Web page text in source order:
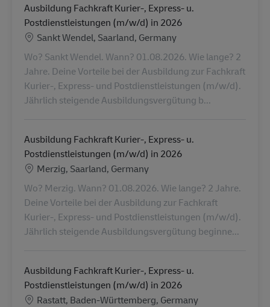
Ausbildung Fachkraft Kurier-, Express- u.
Postdienstleistungen (m/w/d) in 2026
Location
Sankt Wendel, Saarland, Germany
Wo? Sankt Wendel. Wann? 01.08.2026. Wie lange? 2
Jahre. Deine Vorteile bei der Ausbildung zur Fachkraft
Kurier-, Express- und Postdienstleistungen (m/w/d).
Jährlich steigende Ausbildungsvergütung b...
Ausbildung Fachkraft Kurier-, Express- u.
Postdienstleistungen (m/w/d) in 2026
Location
Merzig, Saarland, Germany
Wo? Merzig. Wann? 01.08.2026. Wie lange? 2 Jahre.
Deine Vorteile bei der Ausbildung zur Fachkraft
Kurier-, Express- und Postdienstleistungen (m/w/d).
Jährlich steigende Ausbildungsvergütung beginne...
Ausbildung Fachkraft Kurier-, Express- u.
Postdienstleistungen (m/w/d) in 2026
Location
Rastatt, Baden-Württemberg, Germany